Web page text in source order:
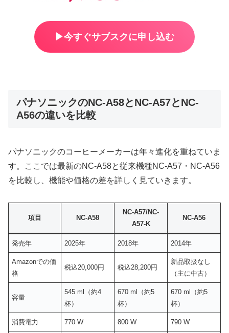
▶︎今すぐサブスクに申し込む
パナソニックのNC-A58とNC-A57とNC-
A56の違いを比較
パナソニックのコーヒーメーカーは年々進化を重ねていま
す。ここでは最新のNC-A58と従来機種NC-A57・NC-A56
を比較し、機能や価格の差を詳しく見ていきます。
項目 NC-A58
NC-A57/NC-
A57-K
NC-A56
発売年 2025年 2018年 2014年
Amazonでの価
格
税込20,000円 税込28,200円
新品取扱なし
（主に中古）
容量
545 ml（約4
杯）
670 ml（約5
杯）
670 ml（約5
杯）
消費電力 770 W 800 W 790 W